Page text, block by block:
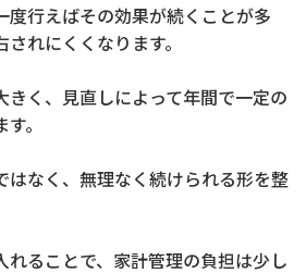
度行えばその効果が続くことが多
れにくくなります。
きく、見直しによって年間で一定の
。
はなく、無理なく続けられる形を整
れることで、家計管理の負担は少し